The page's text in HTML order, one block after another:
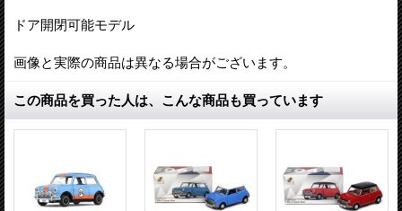
ドア開閉可能モデル
画像と実際の商品は異なる場合がございます。
この商品を買った人は、こんな商品も買っています